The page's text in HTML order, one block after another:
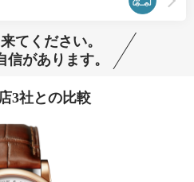
てください。
信があります。
3社との比較